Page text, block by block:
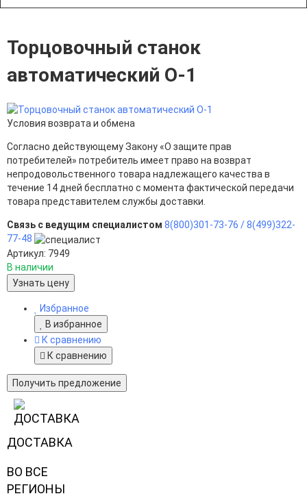
Торцовочный станок
автоматический О-1
Условия возврата и обмена
Согласно действующему Закону «О защите прав
потребителей» потребитель имеет право на возврат
непродовольственного товара надлежащего качества в
течение 14 дней бесплатно с момента фактической передачи
товара представителем службы доставки.
Связь с ведущим специалистом 8(800)301-73-76 /8(499)322-
77-48
Артикул: 7949
В наличии
Узнать цену
Избранное
В избранное
К сравнению
К сравнению
Получить предложение
ДОСТАВКА
ВО ВСЕ
РЕГИОНЫ